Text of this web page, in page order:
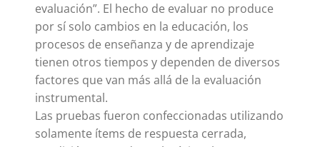
evaluación”. El hecho de evaluar no produce
por sí solo cambios en la educación, los
procesos de enseñanza y de aprendizaje
tienen otros tiempos y dependen de diversos
factores que van más allá de la evaluación
instrumental.
Las pruebas fueron confeccionadas utilizando
solamente ítems de respuesta cerrada,